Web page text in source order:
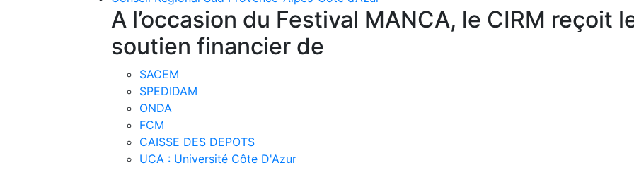
A l’occasion du Festival MANCA, le CIRM reçoit
soutien financier de
SACEM
SPEDIDAM
ONDA
FCM
CAISSE DES DEPOTS
UCA : Université Côte D'Azur